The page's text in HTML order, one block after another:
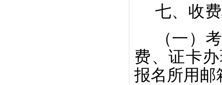
七、收
（一）
费、证卡办
报名所用邮